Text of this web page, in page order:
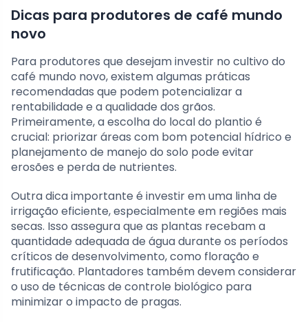
Dicas para produtores de café mundo
novo
Para produtores que desejam investir no cultivo do
café mundo novo, existem algumas práticas
recomendadas que podem potencializar a
rentabilidade e a qualidade dos grãos.
Primeiramente, a escolha do local do plantio é
crucial: priorizar áreas com bom potencial hídrico e
planejamento de manejo do solo pode evitar
erosões e perda de nutrientes.
Outra dica importante é investir em uma linha de
irrigação eficiente, especialmente em regiões mais
secas. Isso assegura que as plantas recebam a
quantidade adequada de água durante os períodos
críticos de desenvolvimento, como floração e
frutificação. Plantadores também devem considerar
o uso de técnicas de controle biológico para
minimizar o impacto de pragas.